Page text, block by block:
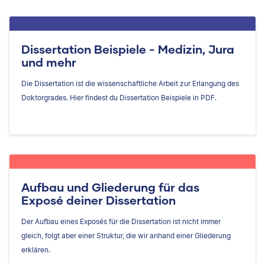
Dissertation Beispiele - Medizin, Jura
und mehr
Die Dissertation ist die wissenschaftliche Arbeit zur Erlangung des
Doktorgrades. Hier findest du Dissertation Beispiele in PDF.
Aufbau und Gliederung für das
Exposé deiner Dissertation
Der Aufbau eines Exposés für die Dissertation ist nicht immer
gleich, folgt aber einer Struktur, die wir anhand einer Gliederung
erklären.